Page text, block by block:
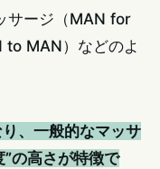
サージ（MAN for
MAN）などのよ
、一般的なマッサ
”の高さが特徴で